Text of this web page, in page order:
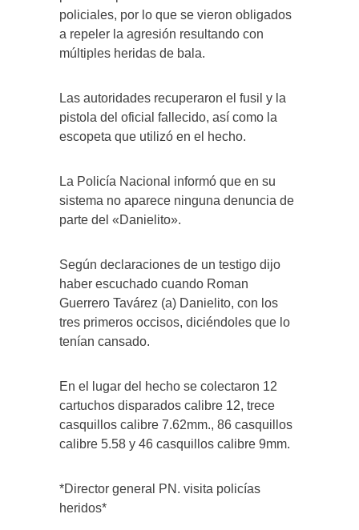
policiales, por lo que se vieron obligados
a repeler la agresión resultando con
múltiples heridas de bala.
Las autoridades recuperaron el fusil y la
pistola del oficial fallecido, así como la
escopeta que utilizó en el hecho.
La Policía Nacional informó que en su
sistema no aparece ninguna denuncia de
parte del «Danielito».
Según declaraciones de un testigo dijo
haber escuchado cuando Roman
Guerrero Tavárez (a) Danielito, con los
tres primeros occisos, diciéndoles que lo
tenían cansado.
En el lugar del hecho se colectaron 12
cartuchos disparados calibre 12, trece
casquillos calibre 7.62mm., 86 casquillos
calibre 5.58 y 46 casquillos calibre 9mm.
*Director general PN. visita policías
heridos*